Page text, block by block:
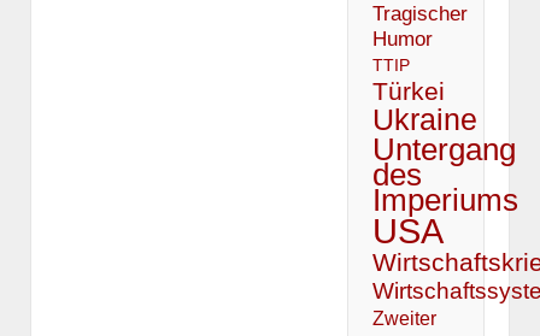
Tragischer
Humor
TTIP
Türkei
Ukraine
Untergang
des
Imperiums
USA
Zweiter